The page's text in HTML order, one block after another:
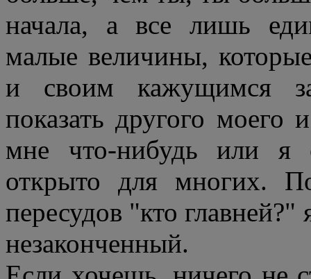
начала, а все лишь
малые величины,
и своим кажущимся
показать другого моего
мне что-нибудь или
открыто для многих.
пересудов "кто
незаконченный.